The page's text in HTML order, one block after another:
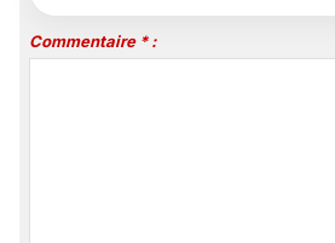
Commentaire * :